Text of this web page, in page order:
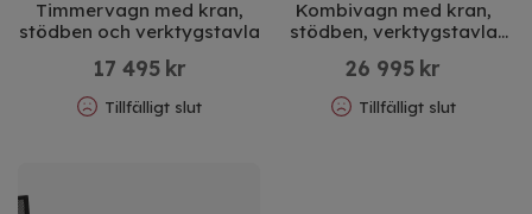
Timmervagn med kran,
stödben och verktygstavla
17 495 kr
Tillfälligt slut
Kombivagn med kran,
stödben, verktygstavla
26 995 kr
Tillfälligt slut